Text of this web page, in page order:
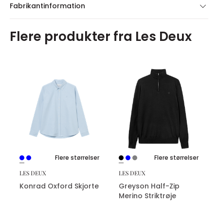
Fabrikantinformation
Flere produkter fra Les Deux
Flere størrelser
LES DEUX
Konrad Oxford Skjorte
Flere størrelser
LES DEUX
Greyson Half-Zip
Merino Striktrøje